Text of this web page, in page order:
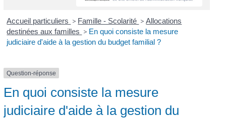
Accueil particuliers > Famille - Scolarité > Allocations
destinées aux familles > En quoi consiste la mesure
judiciaire d'aide à la gestion du budget familial ?
Question-réponse
En quoi consiste la mesure
judiciaire d'aide à la gestion du